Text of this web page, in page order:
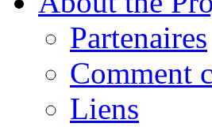
Partenaires
Comment
Liens